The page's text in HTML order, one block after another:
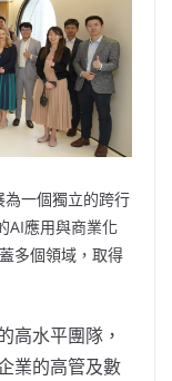
一個獨立的跨行
AI應用與商業化
多個領域，取得
高水平團隊，
業的高管及數